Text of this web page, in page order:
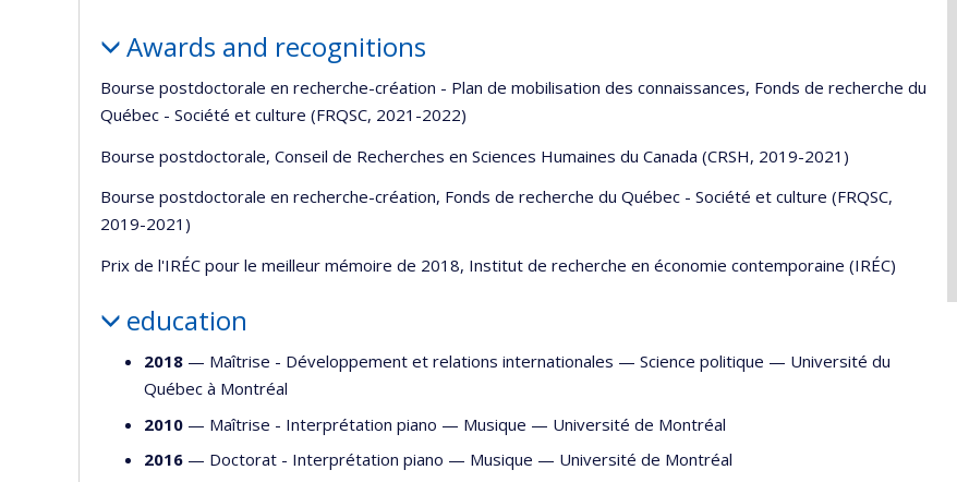
Awards and recognitions
Bourse postdoctorale en recherche-création - Plan de mobilisation des connaissances, Fonds de recherche du
Québec - Société et culture (FRQSC, 2021-2022)
Bourse postdoctorale, Conseil de Recherches en Sciences Humaines du Canada (CRSH, 2019-2021)
Bourse postdoctorale en recherche-création, Fonds de recherche du Québec - Société et culture (FRQSC,
2019-2021)
Prix de l'IRÉC pour le meilleur mémoire de 2018, Institut de recherche en économie contemporaine (IRÉC)
education
2018 — Maîtrise - Développement et relations internationales — Science politique — Université du
Québec à Montréal
2010 — Maîtrise - Interprétation piano — Musique — Université de Montréal
2016 — Doctorat - Interprétation piano — Musique — Université de Montréal